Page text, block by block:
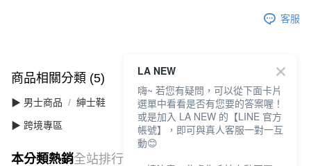
客服
商品相關分類 (5) 查看全部
▶ 男士商品 紳士鞋
▶ 跨境專區
本分類熱銷全站排行
LA NEW
嗨~ 若您有疑問，可以從下面卡片
選單中看看是否有您要的答案喔！
或是加入 LA NEW 的【LINE 官方
帳號】，即可與真人客服一對一互
動😊